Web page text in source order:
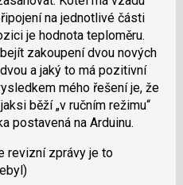
na jednotlivé části
je hodnota teploměru.
zakoupení dvou nových
a jaký to má pozitivní
mého řešení je, že
běží „v ručním režimu“
postavená na Arduinu.
revizní zprávy je to